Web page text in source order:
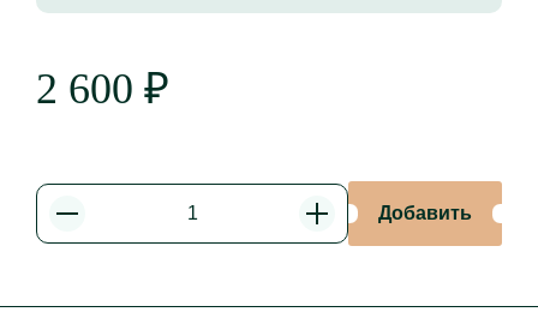
2 600 ₽
Уменьшить Увеличить
Добавить